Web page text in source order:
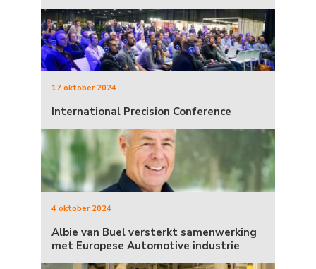
17 oktober 2024
International Precision Conference
4 oktober 2024
Albie van Buel versterkt samenwerking
met Europese Automotive industrie